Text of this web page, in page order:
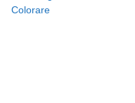
Colorare